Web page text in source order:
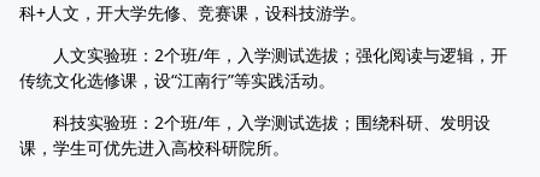
科+人文，开大学先修、竞赛课，设科技游学。
人文实验班：2个班/年，入学测试选拔；强化阅读与逻辑，开
传统文化选修课，设“江南行”等实践活动。
科技实验班：2个班/年，入学测试选拔；围绕科研、发明设
课，学生可优先进入高校科研院所。